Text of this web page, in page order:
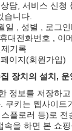
담, 서비스 신청
습니다.
일 , 성별 , 로그
대전화번호 , 이
기록
이지(회원가입)
장치의 설치,
정보를 저장하
쿠키는 웹사이트
플로러 등)로 전
속을 하면 본 쇼